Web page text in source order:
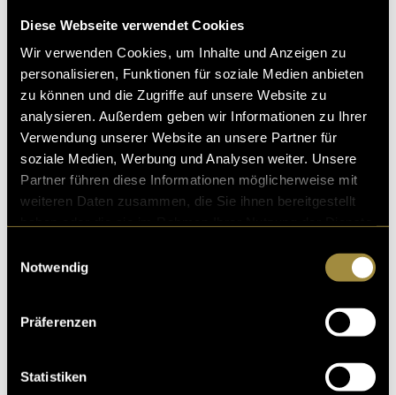
Diese Webseite verwendet Cookies
Wir verwenden Cookies, um Inhalte und Anzeigen zu
personalisieren, Funktionen für soziale Medien anbieten
zu können und die Zugriffe auf unsere Website zu
analysieren. Außerdem geben wir Informationen zu Ihrer
Verwendung unserer Website an unsere Partner für
soziale Medien, Werbung und Analysen weiter. Unsere
Partner führen diese Informationen möglicherweise mit
weiteren Daten zusammen, die Sie ihnen bereitgestellt
Notwendig
Präferenzen
Statistiken
Aktueller Stand
Im laufenden Semester wurde der Songtext zu
„Mallele“ weitgehend fertiggestellt – kleinere
Anpassungen sind noch möglich. Erste Meetings
haben bereits stattgefunden und bilden die Grundlage
für die weitere Planung. Dozent Roland Köppel wird
das Projekt begleiten und unterstützt bei der
Teamzusammenstellung.
Derzeit formiert sich ein engagiertes Team, das
hauptsächlich aus Studierenden des Studiengangs
Multimedia Production besteht. Mehrere von ihnen
allem in den Bereichen Video und Kommunikation
Ein zentraler Bestandteil des Projekts ist die